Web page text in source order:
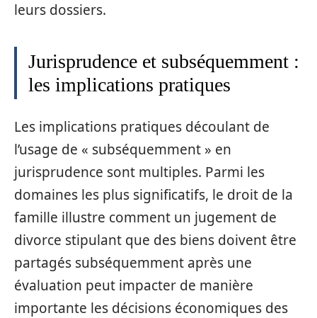
leurs dossiers.
Jurisprudence et subséquemment :
les implications pratiques
Les implications pratiques découlant de
l’usage de « subséquemment » en
jurisprudence sont multiples. Parmi les
domaines les plus significatifs, le droit de la
famille illustre comment un jugement de
divorce stipulant que des biens doivent être
partagés subséquemment après une
évaluation peut impacter de manière
importante les décisions économiques des